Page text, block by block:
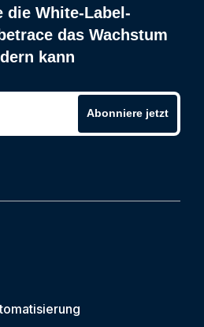
die White-Label-
das Wachstum
kann
Abonniere jetzt